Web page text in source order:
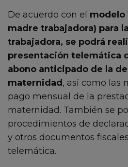
De acuerdo con el modelo
madre trabajadora) para
trabajadora, se podrá
presentación telemática
abono anticipado de la
maternidad, así como las
pago mensual de la
maternidad. También se
procedimientos de
y otros documentos
telemática.